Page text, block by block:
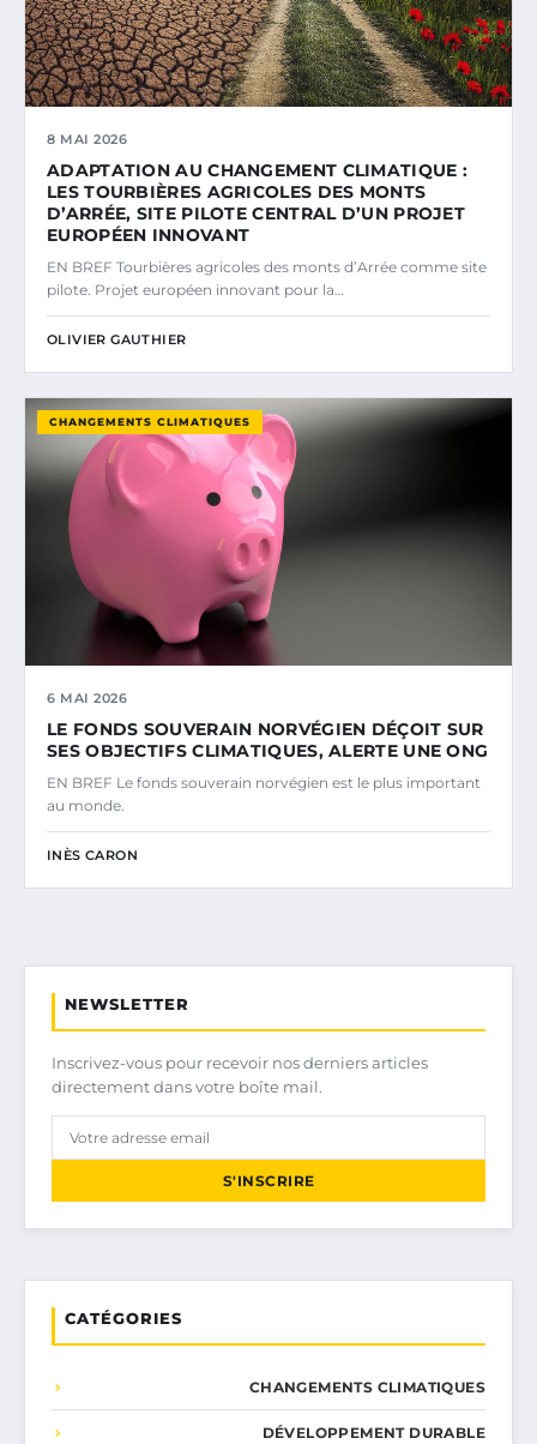
8 MAI 2026
ADAPTATION AU CHANGEMENT CLIMATIQUE :
LES TOURBIÈRES AGRICOLES DES MONTS
D’ARRÉE, SITE PILOTE CENTRAL D’UN PROJET
EUROPÉEN INNOVANT
EN BREF Tourbières agricoles des monts d’Arrée comme site
pilote. Projet européen innovant pour la…
OLIVIER GAUTHIER
CHANGEMENTS CLIMATIQUES
6 MAI 2026
LE FONDS SOUVERAIN NORVÉGIEN DÉÇOIT SUR
SES OBJECTIFS CLIMATIQUES, ALERTE UNE ONG
EN BREF Le fonds souverain norvégien est le plus important
au monde.
INÈS CARON
NEWSLETTER
Inscrivez-vous pour recevoir nos derniers articles
directement dans votre boîte mail.
S'INSCRIRE
CATÉGORIES
CHANGEMENTS CLIMATIQUES
DÉVELOPPEMENT DURABLE